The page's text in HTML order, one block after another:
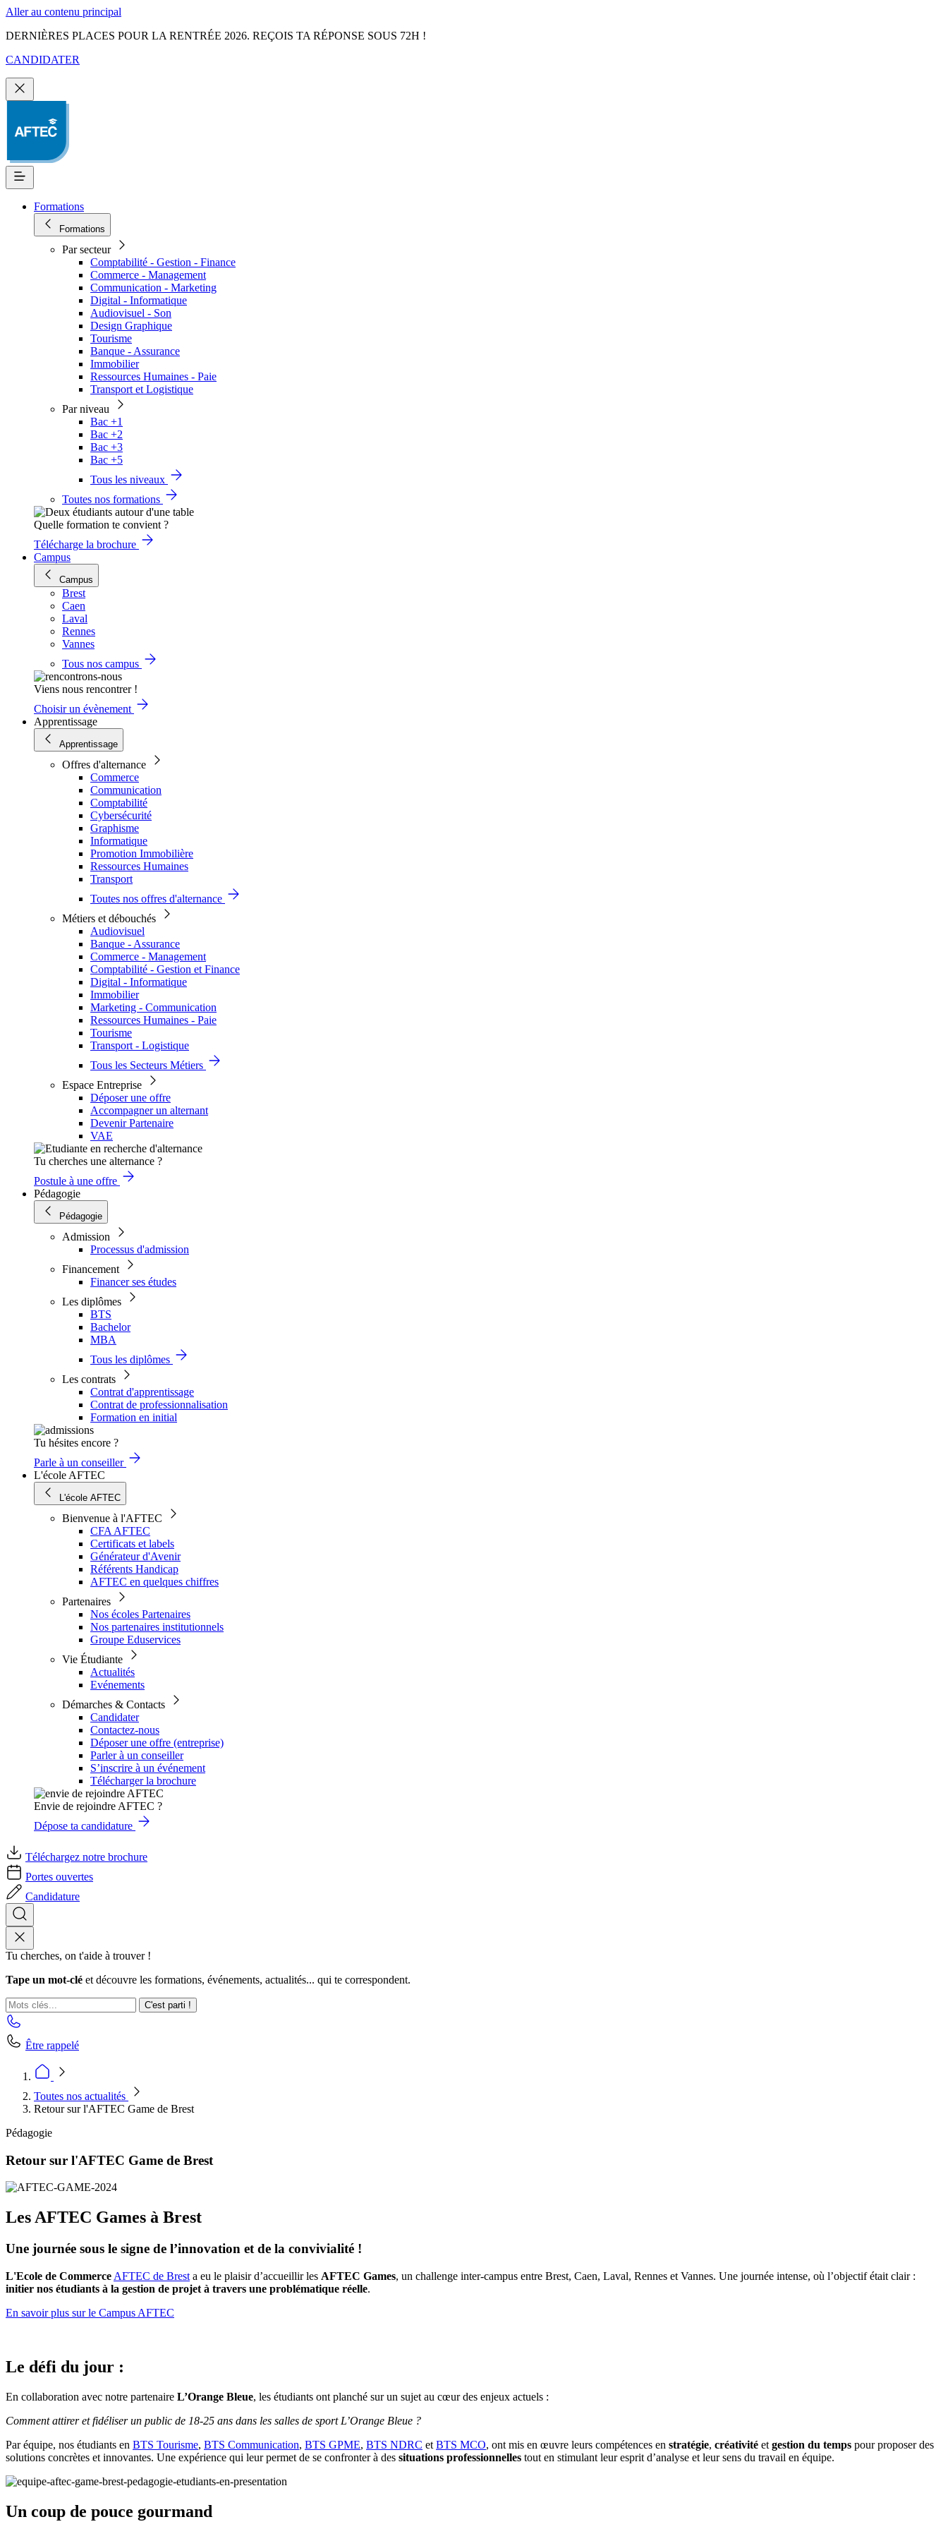
Aller au contenu principal
DERNIÈRES PLACES POUR LA RENTRÉE 2026. REÇOIS TA RÉPONSE SOUS 72H !
CANDIDATER
Formations
Formations
Par secteur
Comptabilité - Gestion - Finance
Commerce - Management
Communication - Marketing
Digital - Informatique
Audiovisuel - Son
Design Graphique
Tourisme
Banque - Assurance
Immobilier
Ressources Humaines - Paie
Transport et Logistique
Par niveau
Bac +1
Bac +2
Bac +3
Bac +5
Tous les niveaux
Toutes nos formations
Quelle formation te convient ?
Télécharge la brochure
Campus
Campus
Brest
Caen
Laval
Rennes
Vannes
Tous nos campus
Viens nous rencontrer !
Choisir un évènement
Apprentissage
Apprentissage
Offres d'alternance
Commerce
Communication
Comptabilité
Cybersécurité
Graphisme
Informatique
Promotion Immobilière
Ressources Humaines
Transport
Toutes nos offres d'alternance
Métiers et débouchés
Audiovisuel
Banque - Assurance
Commerce - Management
Comptabilité - Gestion et Finance
Digital - Informatique
Immobilier
Marketing - Communication
Ressources Humaines - Paie
Tourisme
Transport - Logistique
Tous les Secteurs Métiers
Espace Entreprise
Déposer une offre
Accompagner un alternant
Devenir Partenaire
VAE
Tu cherches une alternance ?
Postule à une offre
Pédagogie
Pédagogie
Admission
Processus d'admission
Financement
Financer ses études
Les diplômes
BTS
Bachelor
MBA
Tous les diplômes
Les contrats
Contrat d'apprentissage
Contrat de professionnalisation
Formation en initial
Tu hésites encore ?
Parle à un conseiller
L'école AFTEC
L'école AFTEC
Bienvenue à l'AFTEC
CFA AFTEC
Certificats et labels
Générateur d'Avenir
Référents Handicap
AFTEC en quelques chiffres
Partenaires
Nos écoles Partenaires
Nos partenaires institutionnels
Groupe Eduservices
Vie Étudiante
Actualités
Evénements
Démarches & Contacts
Candidater
Contactez-nous
Déposer une offre (entreprise)
Parler à un conseiller
S’inscrire à un événement
Télécharger la brochure
Envie de rejoindre AFTEC ?
Dépose ta candidature
Téléchargez notre brochure
Portes ouvertes
Candidature
Tu cherches, on t'aide à trouver !
Tape un mot-clé et découvre les formations, événements, actualités... qui te correspondent.
C'est parti !
Être rappelé
Toutes nos actualités
Retour sur l'AFTEC Game de Brest
Pédagogie
Retour sur l'AFTEC Game de Brest
Les AFTEC Games à Brest
Une journée sous le signe de l’innovation et de la convivialité !
L'Ecole de Commerce AFTEC de Brest a eu le plaisir d’accueillir les AFTEC Games, un challenge inter-campus entre Brest, Caen, Laval, Rennes et Vannes. Une journée intense, où l’objectif était clair :
initier nos étudiants à la gestion de projet à travers une problématique réelle.
En savoir plus sur le Campus AFTEC
Le défi du jour :
En collaboration avec notre partenaire L’Orange Bleue, les étudiants ont planché sur un sujet au cœur des enjeux actuels :
Comment attirer et fidéliser un public de 18-25 ans dans les salles de sport L’Orange Bleue ?
Par équipe, nos étudiants en BTS Tourisme, BTS Communication, BTS GPME, BTS NDRC et BTS MCO, ont mis en œuvre leurs compétences en stratégie, créativité et gestion du temps pour proposer des
solutions concrètes et innovantes. Une expérience qui leur permet de se confronter à des situations professionnelles tout en stimulant leur esprit d’analyse et leur sens du travail en équipe.
Un coup de pouce gourmand